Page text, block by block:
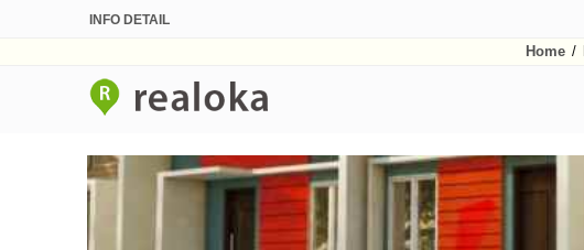
INFO DETAIL
Home /